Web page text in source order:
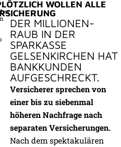
WOLLEN ALLE
DER MILLIONEN-
RAUB IN DER
SPARKASSE
GELSENKIRCHEN HAT
BANKKUNDEN
AUFGESCHRECKT.
Versicherer sprechen von
einer bis zu siebenmal
höheren Nachfrage nach
separaten Versicherungen.
Nach dem spektakulären